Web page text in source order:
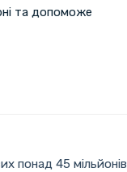
та допоможе
понад 45 мільйонів